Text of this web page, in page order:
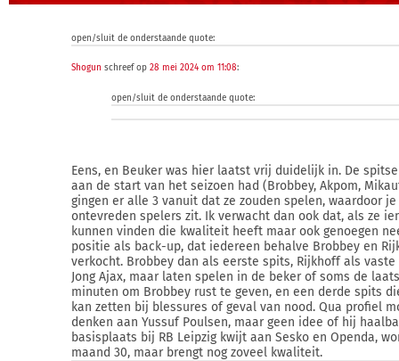
open/sluit de onderstaande quote:
Shogun schreef op 28 mei 2024 om 11:08:
open/sluit de onderstaande quote:
Eens, en Beuker was hier laatst vrij duidelijk in. De
aan de start van het seizoen had (Brobbey, Akpom,
gingen er alle 3 vanuit dat ze zouden spelen, waardoor
ontevreden spelers zit. Ik verwacht dan ook dat, als ze
kunnen vinden die kwaliteit heeft maar ook genoegen
positie als back-up, dat iedereen behalve Brobbey en
verkocht. Brobbey dan als eerste spits, Rijkhoff als
Jong Ajax, maar laten spelen in de beker of soms de
minuten om Brobbey rust te geven, en een derde spits
kan zetten bij blessures of geval van nood. Qua profiel
denken aan Yussuf Poulsen, maar geen idee of hij
basisplaats bij RB Leipzig kwijt aan Sesko en Openda,
maand 30, maar brengt nog zoveel kwaliteit.